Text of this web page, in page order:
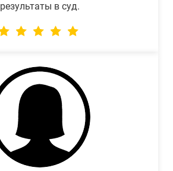
результаты в суд.